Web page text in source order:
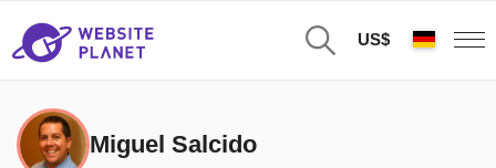
US$
Miguel Salcido